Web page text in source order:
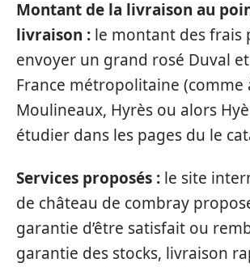
Montant de la livraison au
livraison : le montant des frais
envoyer un grand rosé Duval
France métropolitaine (comme
Moulineaux, Hyrès ou alors
étudier dans les pages du le
Services proposés : le site
de château de combray
garantie d’être satisfait ou
garantie des stocks, livraison